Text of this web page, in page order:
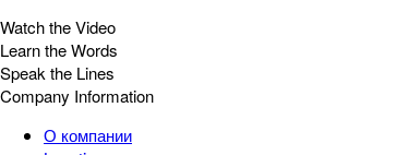
Watch the Video
Learn the Words
Speak the Lines
Company Information
О компании